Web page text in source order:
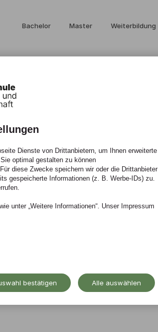
Bachelor Master Weiterbildung
Dienste von Drittanbietern, um Ihnen erweiterte
optimal gestalten zu können
diese Zwecke speichern wir oder die Drittanbieter
gespeicherte Informationen (z. B. Werbe-IDs) zu.
unter „Weitere Informationen“. Unser Impressum
bestätigen Alle auswählen